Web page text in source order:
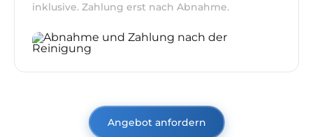
inklusive. Zahlung erst nach Abnahme.
Angebot anfordern